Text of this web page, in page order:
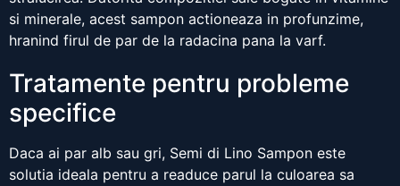
si minerale, acest sampon actioneaza in profunzime,
hranind firul de par de la radacina pana la varf.
Tratamente pentru probleme
specifice
Daca ai par alb sau gri, Semi di Lino Sampon este
solutia ideala pentru a readuce parul la culoarea sa